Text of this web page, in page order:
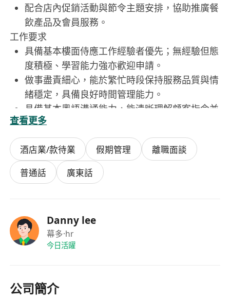
配合店內促銷活動與節令主題安排，協助推廣餐
飲產品及會員服務。
工作要求
具備基本樓面侍應工作經驗者優先；無經驗但態
度積極、學習能力強亦歡迎申請。
做事盡責細心，能於繁忙時段保持服務品質與情
緒穩定，具備良好時間管理能力。
具備基本粵語溝通能力，能清晰理解顧客指令並
作出適當回應；懂普通話或英語為加分項。
儀容整潔、舉止得體，重視服務細節與團隊合作
精神。
須年滿18歲，並能配合輪班安排（包括晚市、週
末及公眾假期）。
保障資金流動性與透明度。
查看更多
酒店業/款待業 假期管理
離職面談
普通話
廣東話
Danny lee
幕多·hr
今日活躍
公司簡介